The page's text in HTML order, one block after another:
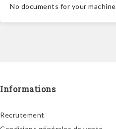
No documents for your machine
Informations
Recrutement